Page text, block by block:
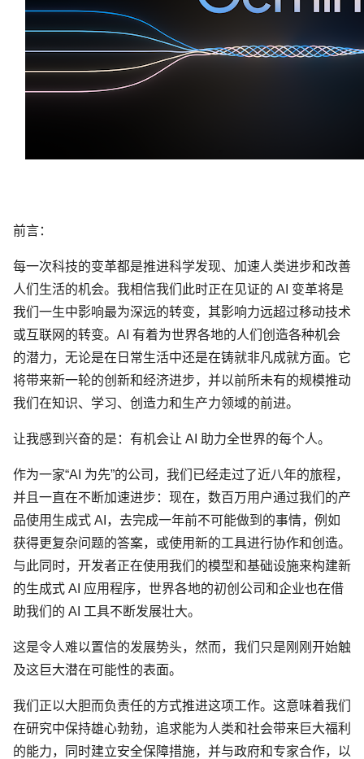
前言：
每一次科技的变革都是推进科学发现、加速人类进步和改善
人们生活的机会。我相信我们此时正在见证的 AI 变革将是
我们一生中影响最为深远的转变，其影响力远超过移动技术
或互联网的转变。AI 有着为世界各地的人们创造各种机会
的潜力，无论是在日常生活中还是在铸就非凡成就方面。它
将带来新一轮的创新和经济进步，并以前所未有的规模推动
我们在知识、学习、创造力和生产力领域的前进。
让我感到兴奋的是：有机会让 AI 助力全世界的每个人。
作为一家“AI 为先”的公司，我们已经走过了近八年的旅程，
并且一直在不断加速进步：现在，数百万用户通过我们的产
品使用生成式 AI，去完成一年前不可能做到的事情，例如
获得更复杂问题的答案，或使用新的工具进行协作和创造。
与此同时，开发者正在使用我们的模型和基础设施来构建新
的生成式 AI 应用程序，世界各地的初创公司和企业也在借
助我们的 AI 工具不断发展壮大。
这是令人难以置信的发展势头，然而，我们只是刚刚开始触
及这巨大潜在可能性的表面。
我们正以大胆而负责任的方式推进这项工作。这意味着我们
在研究中保持雄心勃勃，追求能为人类和社会带来巨大福利
的能力，同时建立安全保障措施，并与政府和专家合作，以